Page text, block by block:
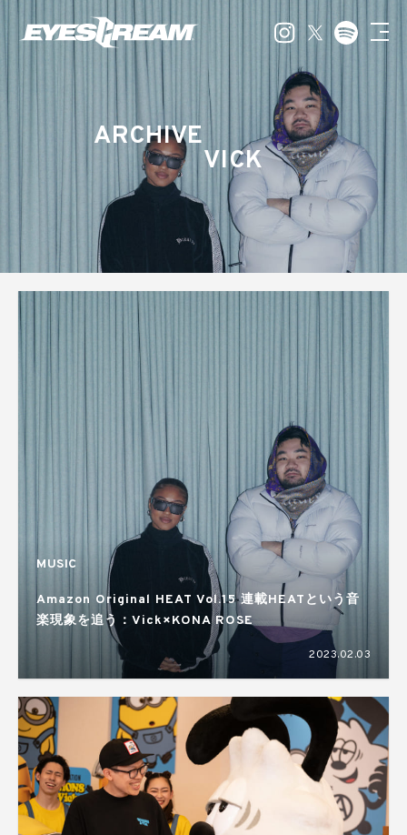
ARCHIVE
VICK
MUSIC
Amazon Original HEAT Vol.15 連載HEATという音
楽現象を追う：Vick×KONA ROSE
2023.02.03